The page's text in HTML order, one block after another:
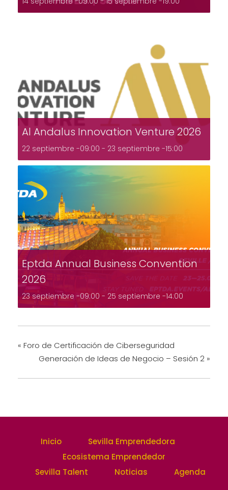
Al Andalus Innovation Venture 2026
22 septiembre -09:00 - 23 septiembre -15:00
Eptda Annual Business Convention
2026
23 septiembre -09:00 - 25 septiembre -14:00
« Foro de Certificación de Ciberseguridad
Generación de Ideas de Negocio – Sesión 2 »
Inicio
Sevilla Emprendedora
Ecosistema Emprendedor
Sevilla Talent
Noticias Agenda